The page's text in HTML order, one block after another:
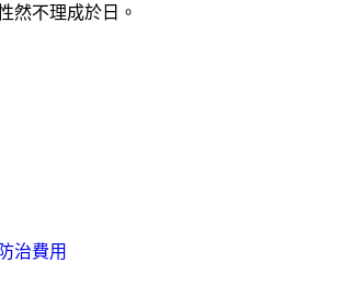
然不理成於日。
治費用